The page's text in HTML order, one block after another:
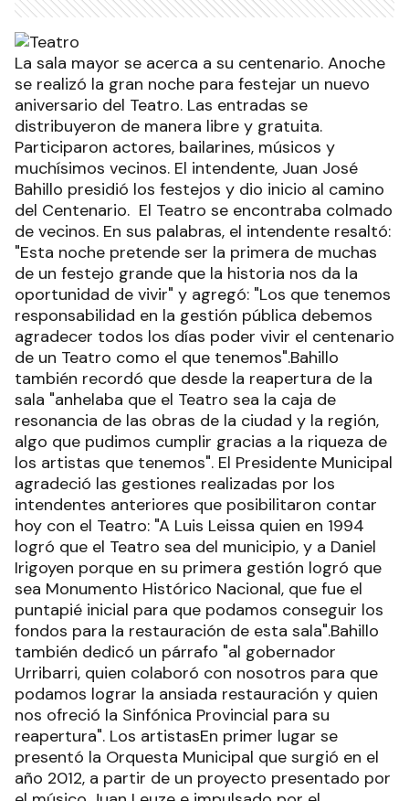
La sala mayor se acerca a su centenario. Anoche
se realizó la gran noche para festejar un nuevo
aniversario del Teatro. Las entradas se
distribuyeron de manera libre y gratuita.
Participaron actores, bailarines, músicos y
muchísimos vecinos. El intendente, Juan José
Bahillo presidió los festejos y dio inicio al camino
del Centenario. El Teatro se encontraba colmado
de vecinos. En sus palabras, el intendente resaltó:
"Esta noche pretende ser la primera de muchas
de un festejo grande que la historia nos da la
oportunidad de vivir" y agregó: "Los que tenemos
responsabilidad en la gestión pública debemos
agradecer todos los días poder vivir el centenario
de un Teatro como el que tenemos".Bahillo
también recordó que desde la reapertura de la
sala "anhelaba que el Teatro sea la caja de
resonancia de las obras de la ciudad y la región,
algo que pudimos cumplir gracias a la riqueza de
los artistas que tenemos". El Presidente Municipal
agradeció las gestiones realizadas por los
intendentes anteriores que posibilitaron contar
hoy con el Teatro: "A Luis Leissa quien en 1994
logró que el Teatro sea del municipio, y a Daniel
Irigoyen porque en su primera gestión logró que
sea Monumento Histórico Nacional, que fue el
puntapié inicial para que podamos conseguir los
fondos para la restauración de esta sala".Bahillo
también dedicó un párrafo "al gobernador
Urribarri, quien colaboró con nosotros para que
podamos lograr la ansiada restauración y quien
nos ofreció la Sinfónica Provincial para su
reapertura". Los artistasEn primer lugar se
presentó la Orquesta Municipal que surgió en el
año 2012, a partir de un proyecto presentado por